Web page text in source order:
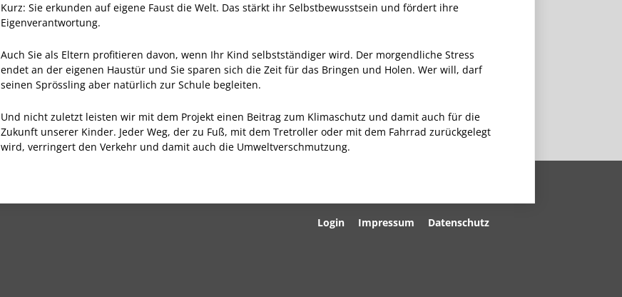
Kurz: Sie erkunden auf eigene Faust die Welt. Das stärkt ihr Selbstbewusstsein und fördert ihre
Eigenverantwortung.
Auch Sie als Eltern profitieren davon, wenn Ihr Kind selbstständiger wird. Der morgendliche Stress
endet an der eigenen Haustür und Sie sparen sich die Zeit für das Bringen und Holen. Wer will, darf
seinen Sprössling aber natürlich zur Schule begleiten.
Und nicht zuletzt leisten wir mit dem Projekt einen Beitrag zum Klimaschutz und damit auch für die
Zukunft unserer Kinder. Jeder Weg, der zu Fuß, mit dem Tretroller oder mit dem Fahrrad zurückgelegt
wird, verringert den Verkehr und damit auch die Umweltverschmutzung.
Navigation
Login Impressum Datenschutz